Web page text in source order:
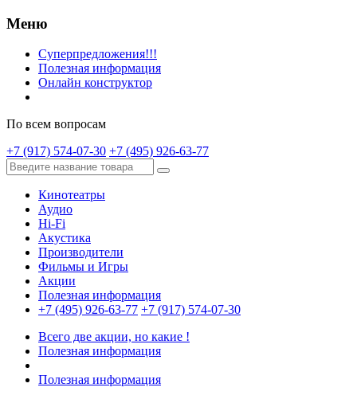
Меню
Суперпредложения!!!
Полезная информация
Онлайн конструктор
По всем вопросам
+7 (917) 574-07-30 +7 (495) 926-63-77
Кинотеатры
Аудио
Hi-Fi
Акустика
Производители
Фильмы и Игры
Акции
Полезная информация
+7 (495) 926-63-77 +7 (917) 574-07-30
Всего две акции, но какие !
Полезная информация
Полезная информация